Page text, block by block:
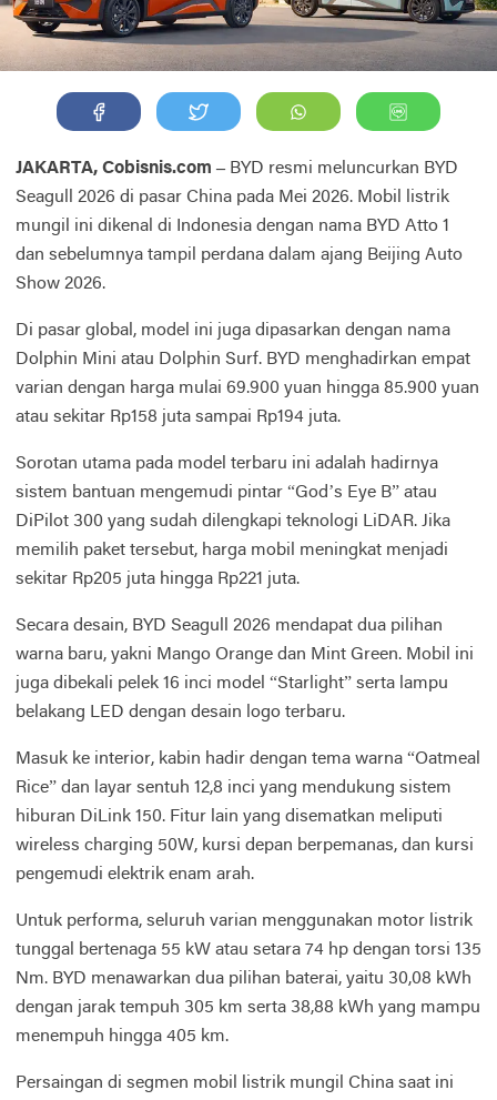
JAKARTA, Cobisnis.com – BYD resmi meluncurkan BYD
Seagull 2026 di pasar China pada Mei 2026. Mobil listrik
mungil ini dikenal di Indonesia dengan nama BYD Atto 1
dan sebelumnya tampil perdana dalam ajang Beijing Auto
Show 2026.
Di pasar global, model ini juga dipasarkan dengan nama
Dolphin Mini atau Dolphin Surf. BYD menghadirkan empat
varian dengan harga mulai 69.900 yuan hingga 85.900 yuan
atau sekitar Rp158 juta sampai Rp194 juta.
Sorotan utama pada model terbaru ini adalah hadirnya
sistem bantuan mengemudi pintar “God’s Eye B” atau
DiPilot 300 yang sudah dilengkapi teknologi LiDAR. Jika
memilih paket tersebut, harga mobil meningkat menjadi
sekitar Rp205 juta hingga Rp221 juta.
Secara desain, BYD Seagull 2026 mendapat dua pilihan
warna baru, yakni Mango Orange dan Mint Green. Mobil ini
juga dibekali pelek 16 inci model “Starlight” serta lampu
belakang LED dengan desain logo terbaru.
Masuk ke interior, kabin hadir dengan tema warna “Oatmeal
Rice” dan layar sentuh 12,8 inci yang mendukung sistem
hiburan DiLink 150. Fitur lain yang disematkan meliputi
wireless charging 50W, kursi depan berpemanas, dan kursi
pengemudi elektrik enam arah.
Untuk performa, seluruh varian menggunakan motor listrik
tunggal bertenaga 55 kW atau setara 74 hp dengan torsi 135
Nm. BYD menawarkan dua pilihan baterai, yaitu 30,08 kWh
dengan jarak tempuh 305 km serta 38,88 kWh yang mampu
menempuh hingga 405 km.
Persaingan di segmen mobil listrik mungil China saat ini